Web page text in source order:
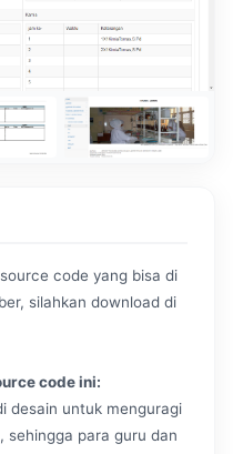
code yang bisa di
silahkan download di
code ini:
desain untuk menguragi
sehingga para guru dan